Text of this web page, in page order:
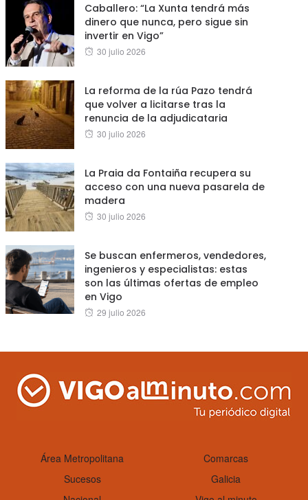
Caballero: “La Xunta tendrá más
dinero que nunca, pero sigue sin
invertir en Vigo”
Posted
30 julio 2026
La reforma de la rúa Pazo tendrá
que volver a licitarse tras la
renuncia de la adjudicataria
Posted
30 julio 2026
La Praia da Fontaiña recupera su
acceso con una nueva pasarela de
madera
Posted
30 julio 2026
Se buscan enfermeros, vendedores,
ingenieros y especialistas: estas
son las últimas ofertas de empleo
en Vigo
Posted
29 julio 2026
Área Metropolitana
Comarcas
Sucesos
Galicia